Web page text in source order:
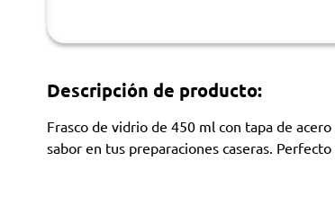
Descripción de producto:
Frasco de vidrio de 450 ml con tapa de
sabor en tus preparaciones caseras.